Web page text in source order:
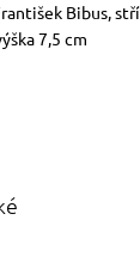
Bibus,
7,5 cm